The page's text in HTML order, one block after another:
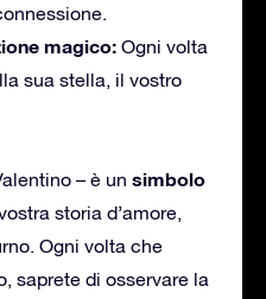
magico: Ogni volta
sua stella, il vostro
– è un simbolo
storia d’amore,
Ogni volta che
saprete di osservare la